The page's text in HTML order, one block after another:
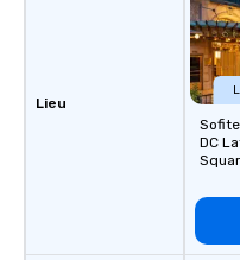
Lieu
DC